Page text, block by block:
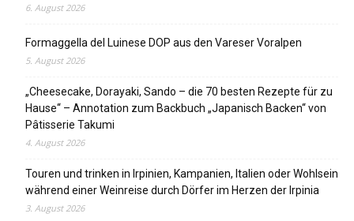
6. August 2026
Formaggella del Luinese DOP aus den Vareser Voralpen
5. August 2026
„Cheesecake, Dorayaki, Sando – die 70 besten Rezepte für zu
Hause“ – Annotation zum Backbuch „Japanisch Backen“ von
Pâtisserie Takumi
4. August 2026
Touren und trinken in Irpinien, Kampanien, Italien oder Wohlsein
während einer Weinreise durch Dörfer im Herzen der Irpinia
3. August 2026